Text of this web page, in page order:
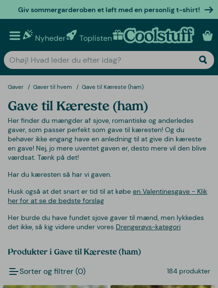
Giv sommergarderoben et løft med en personlig t-shirt!
Nyheder Toplisten Personlige gaver
Gaver Gaver til hvem Gave til Kæreste (ham)
Gave til Kæreste (ham)
Her finder du mængder af sjove, romantiske og anderledes
gaver, som passer perfekt som gave til kæresten! Og du
behøver ikke engang have en anledning til at give din kæreste
en gave! Nej, jo mere uventet gaven er, desto mere vil den blive
værdsat. Tænk på det!
Har du kæresten så har vi gaven.
Husk også at det snart er tid til at købe en Valentinesgave - Klik
her for at se de bedste forslag
Her burde du have fundet sjove gaver til mænd, men lykkedes
det ikke, så kig videre under vores Drengerøvs-kategori
Produkter i Gave til Kæreste (ham)
Sorter og filtrer (0) 184 produkter